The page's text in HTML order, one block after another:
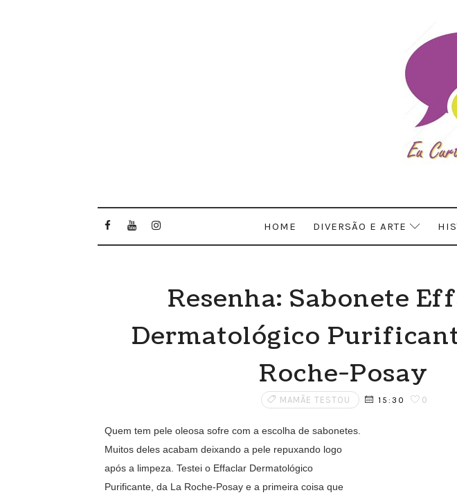
HOME DIVERSÃO E ARTE
Resenha: Sabonete
Dermatológico
Roche-Posay
MAMÃE TESTOU 15:30 0
Quem tem pele oleosa sofre com a escolha de sabonetes.
Muitos deles acabam deixando a pele repuxando logo
após a limpeza. Testei o Effaclar Dermatológico
Purificante, da La Roche-Posay e a primeira coisa que